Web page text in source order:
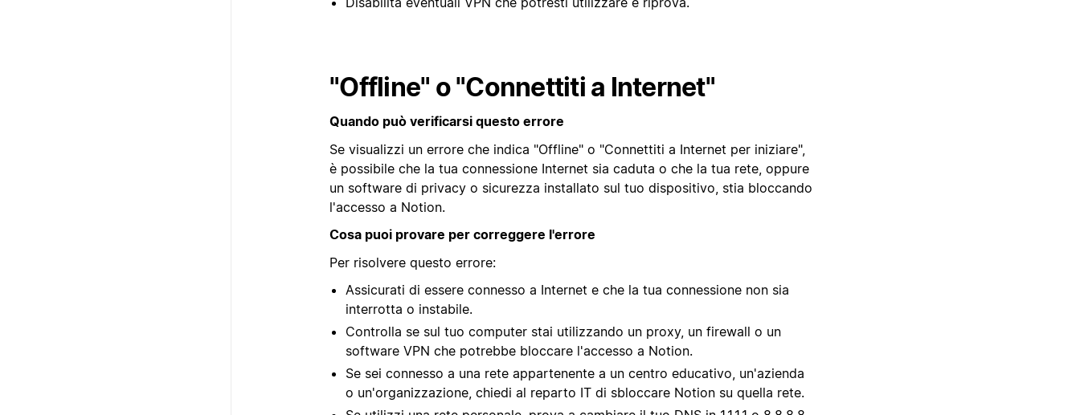
"Offline" o "Connettiti a Internet"
Quando può verificarsi questo errore
Se visualizzi un errore che indica "Offline" o "Connettiti a Internet per iniziare",
è possibile che la tua connessione Internet sia caduta o che la tua rete, oppure
un software di privacy o sicurezza installato sul tuo dispositivo, stia bloccando
l'accesso a Notion.
Cosa puoi provare per correggere l'errore
Per risolvere questo errore:
Assicurati di essere connesso a Internet e che la tua connessione non sia
interrotta o instabile.
Controlla se sul tuo computer stai utilizzando un proxy, un firewall o un
software VPN che potrebbe bloccare l'accesso a Notion.
Se sei connesso a una rete appartenente a un centro educativo, un'azienda
o un'organizzazione, chiedi al reparto IT di sbloccare Notion su quella rete.